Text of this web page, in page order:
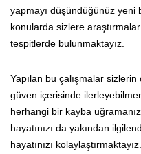
yapmayı düşündüğünüz yeni
konularda sizlere
tespitlerde bulunmaktayız.
Yapılan bu çalışmalar
güven içerisinde
herhangi bir kayba
hayatınızı da yakından
hayatınızı